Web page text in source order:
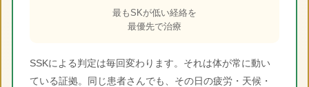
最もSKが低い経絡を
最優先で治療
SSKによる判定は毎回変わります。それは体が常に動い
ている証拠。同じ患者さんでも、その日の疲労・天候・